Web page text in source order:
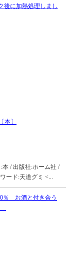
後に加熱処理しまし
本〕
本 / 出版社:ホーム社 /
ード:天道グミ <...
％ お酒と付き合う